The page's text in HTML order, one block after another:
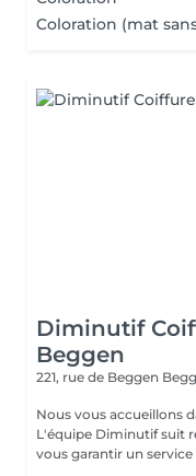
Coloration (mat
Diminutif
Beggen
221, rue de Beggen
Nous vous accueillons
L'équipe Diminutif suit
vous garantir un service